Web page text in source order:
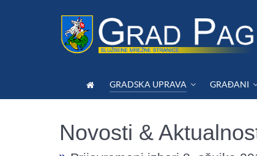
GRADSKA UPRAVA GRAĐANI
Novosti &